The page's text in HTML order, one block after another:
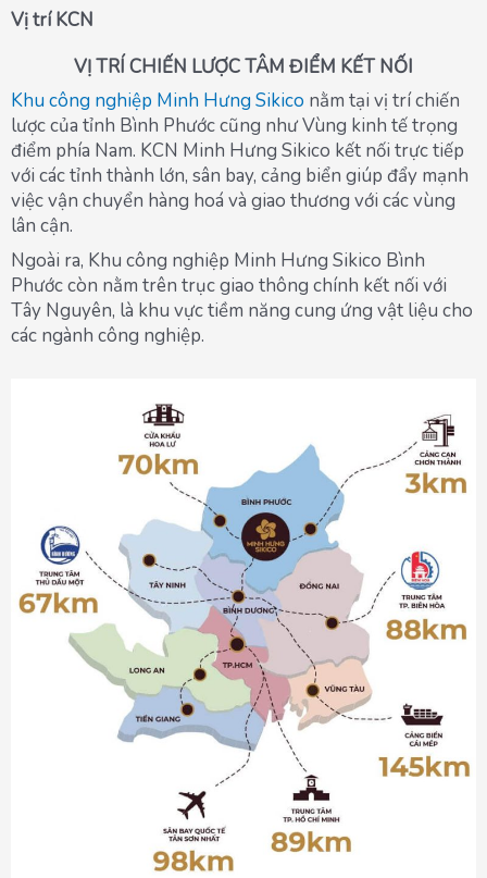
Vị trí KCN
VỊ TRÍ CHIẾN LƯỢCTÂM ĐIỂM KẾT NỐI
Khu công nghiệp Minh Hưng Sikico nằm tại vị trí chiến
lược của tỉnh Bình Phước cũng như Vùng kinh tế trọng
điểm phía Nam. KCN Minh Hưng Sikico kết nối trực tiếp
với các tỉnh thành lớn, sân bay, cảng biển giúp đẩy mạnh
việc vận chuyển hàng hoá và giao thương với các vùng
lân cận.
Ngoài ra, Khu công nghiệp Minh Hưng Sikico Bình
Phước còn nằm trên trục giao thông chính kết nối với
Tây Nguyên, là khu vực tiềm năng cung ứng vật liệu cho
các ngành công nghiệp.